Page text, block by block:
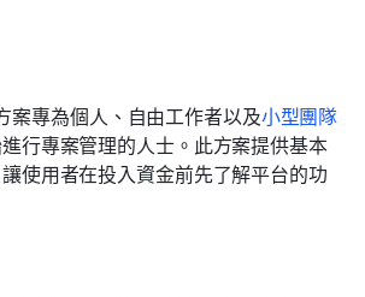
案專為個人、自由工作者以及小型團隊
行專案管理的人士。此方案提供基本
使用者在投入資金前先了解平台的功